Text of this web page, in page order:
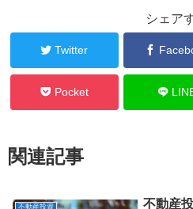
シェア
Twitter
Pocket
関連記事
不動産投資
不動産